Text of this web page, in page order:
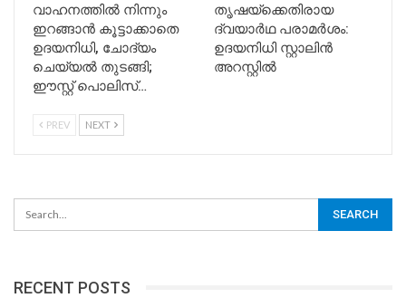
വാഹനത്തിൽ നിന്നും
ഇറങ്ങാൻ കൂട്ടാക്കാതെ
ഉദയനിധി, ചോദ്യം
ചെയ്യൽ തുടങ്ങി;
ഈസ്റ്റ് പൊലിസ്…
തൃഷയ്‌ക്കെതിരായ
ദ്വയാര്‍ഥ പരാമര്‍ശം:
ഉദയനിധി സ്റ്റാലിന്‍
അറസ്റ്റില്‍
PREV NEXT
RECENT POSTS